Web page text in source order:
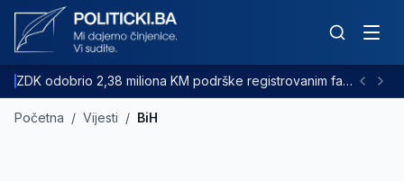
ZDK odobrio 2,38 miliona KM podrške registrovanim farmama goveda
Početna / Vijesti / BiH